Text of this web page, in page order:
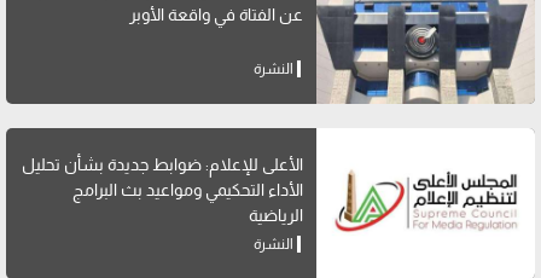
عن الفتاة في واقعة الأوبر
النشرة
الأعلى للإعلام: ضوابط جديدة بشأن تحليل
الأداء التحكيمي ومواعيد بث البرامج
الرياضية
النشرة